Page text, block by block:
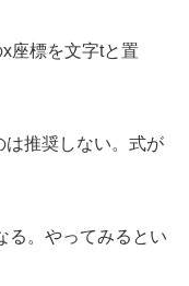
座標を文字tと置
推奨しない。式が
る。やってみるとい